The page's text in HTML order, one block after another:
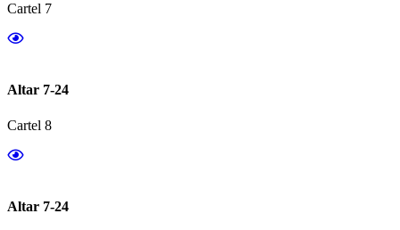
Cartel 7
Altar 7-24
Cartel 8
Altar 7-24